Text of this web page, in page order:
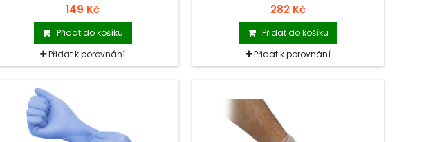
149 Kč
Přidat do košíku
Přidat k porovnání
282 Kč
Přidat do košíku
Přidat k porovnání